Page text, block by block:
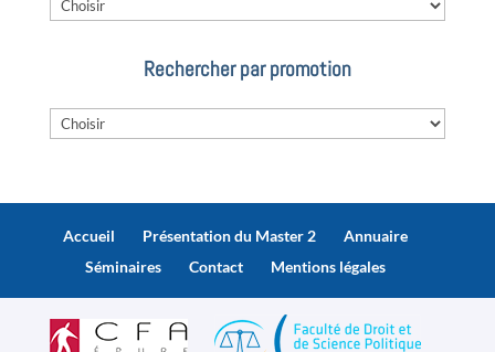
Rechercher par promotion
Accueil Présentation du Master 2
Annuaire
Séminaires
Contact Mentions légales